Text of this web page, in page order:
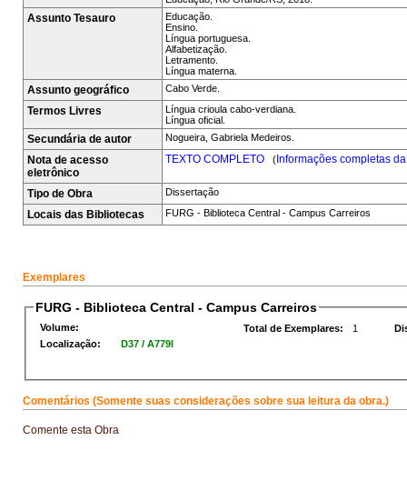
Assunto Tesauro
Educação.
Ensino.
Língua portuguesa.
Alfabetização.
Letramento.
Língua materna.
Assunto geográfico Cabo Verde.
Termos Livres
Língua crioula cabo-verdiana.
Língua oficial.
Secundária de autor Nogueira, Gabriela Medeiros.
Nota de acesso
eletrônico
TEXTO COMPLETO ( Informações completas
Tipo de Obra Dissertação
Locais das Bibliotecas FURG - Biblioteca Central - Campus Carreiros
Exemplares
FURG - Biblioteca Central - Campus Carreiros
Volume: Total de Exemplares: 1
Localização:
D37 / A779l
Comentários (Somente suas considerações sobre sua leitura da obra.)
Comente esta Obra